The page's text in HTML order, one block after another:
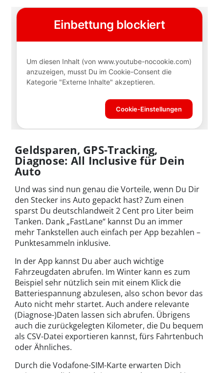
Geldsparen, GPS-Tracking,
Diagnose: All Inclusive für Dein
Auto
Und was sind nun genau die Vorteile, wenn Du Dir
den Stecker ins Auto gepackt hast? Zum einen
sparst Du deutschlandweit 2 Cent pro Liter beim
Tanken. Dank „FastLane“ kannst Du an immer
mehr Tankstellen auch einfach per App bezahlen –
Punktesammeln inklusive.
In der App kannst Du aber auch wichtige
Fahrzeugdaten abrufen. Im Winter kann es zum
Beispiel sehr nützlich sein mit einem Klick die
Batteriespannung abzulesen, also schon bevor das
Auto nicht mehr startet. Auch andere relevante
(Diagnose-)Daten lassen sich abrufen. Übrigens
auch die zurückgelegten Kilometer, die Du bequem
als CSV-Datei exportieren kannst, fürs Fahrtenbuch
oder Ähnliches.
Durch die Vodafone-SIM-Karte erwarten Dich